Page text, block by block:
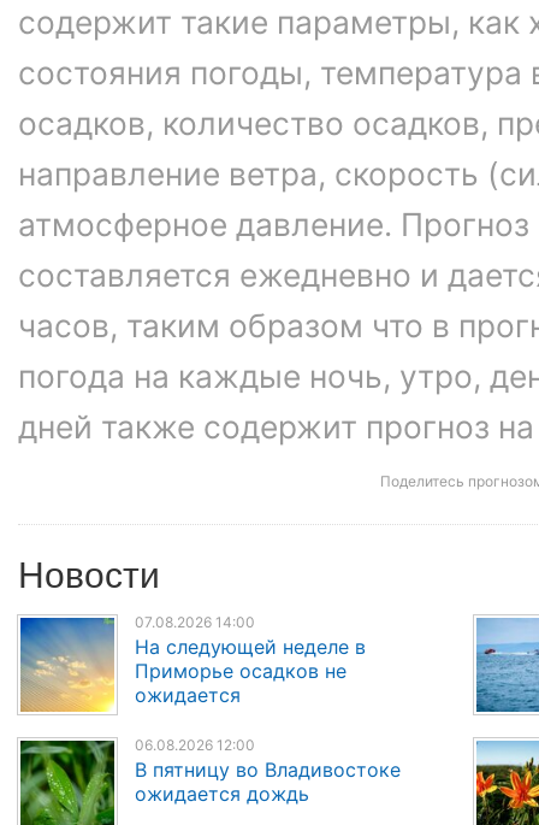
содержит такие параметры, как
состояния погоды, температура
осадков, количество осадков,
направление ветра, скорость
атмосферное давление.
составляется ежедневно и
часов, таким образом что в
погода на каждые ночь, утро,
дней также содержит прогноз
Поделитесь
Новости
07.08.2026 14:00
На следующей неделе в
Приморье осадков не
ожидается
06.08.2026 12:00
В пятницу во Владивостоке
ожидается дождь